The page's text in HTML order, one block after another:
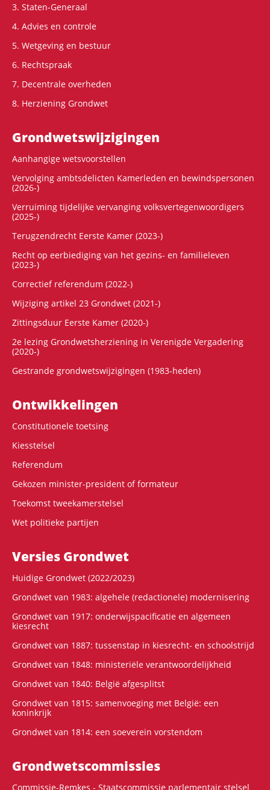
3. Staten-Generaal
4. Advies en controle
5. Wetgeving en bestuur
6. Rechtspraak
7. Decentrale overheden
8. Herziening Grondwet
Grondwets­wijzigingen
Aanhangige wetsvoorstellen
Vervolging ambtsdelicten Kamerleden en bewindspersonen
(2026-)
Verruiming tijdelijke vervanging volksvertegenwoordigers
(2025-)
Terugzendrecht Eerste Kamer (2023-)
Recht op eerbiediging van het gezins- en familieleven
(2023-)
Correctief referendum (2022-)
Wijziging artikel 23 Grondwet (2021-)
Zittingsduur Eerste Kamer (2020-)
2e lezing Grondwetsherziening in Verenigde Vergadering
(2020-)
Gestrande grondwetswijzigingen (1983-heden)
Ontwikke­lingen
Constitutionele toetsing
Kiesstelsel
Referendum
Gekozen minister-president of formateur
Toekomst tweekamerstelsel
Wet politieke partijen
Versies Grondwet
Huidige Grondwet (2022/2023)
Grondwet van 1983: algehele (redactionele) modernisering
Grondwet van 1917: onderwijspacificatie en algemeen
kiesrecht
Grondwet van 1887: tussenstap in kiesrecht- en schoolstrijd
Grondwet van 1848: ministeriële verantwoordelijkheid
Grondwet van 1840: België afgesplitst
Grondwet van 1815: samenvoeging met België: een
koninkrijk
Grondwet van 1814: een soeverein vorstendom
Grondwets­commissies
Commissie-Remkes - Staatscommissie parlementair stelsel